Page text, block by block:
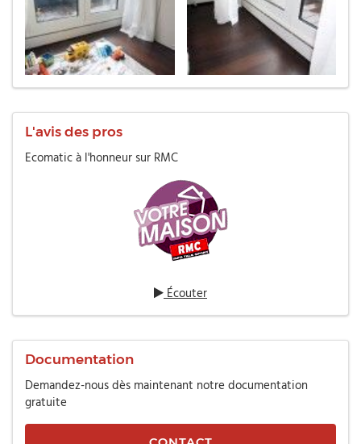
L'avis des pros
Ecomatic à l'honneur sur RMC
Écouter
Documentation
Demandez-nous dès maintenant notre documentation
gratuite